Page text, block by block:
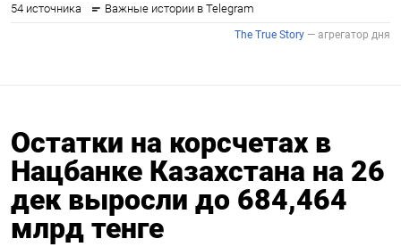
Остатки на корсчетах в
Нацбанке Казахстана на 26
дек выросли до 684,464
млрд тенге